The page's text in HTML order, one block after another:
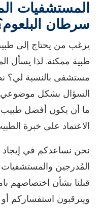
المستشفيات
سرطان
يرغب من يحتاج إلى
طبية ممكنة. لذا يسأل
مستشفى بالنسبة لي؟
السؤال بشكل موضوعي
ما أن يكون أفضل طبيب،
الاعتماد على خبرة
نحن نساعدكم في إيجاد
المُدرجين
قبلنا بشأن اختصاصهم
ويترقبون استفساركم أو